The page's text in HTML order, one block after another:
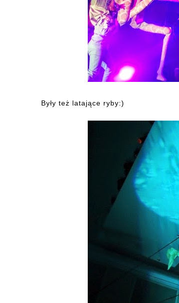
Były też latające ryby:)